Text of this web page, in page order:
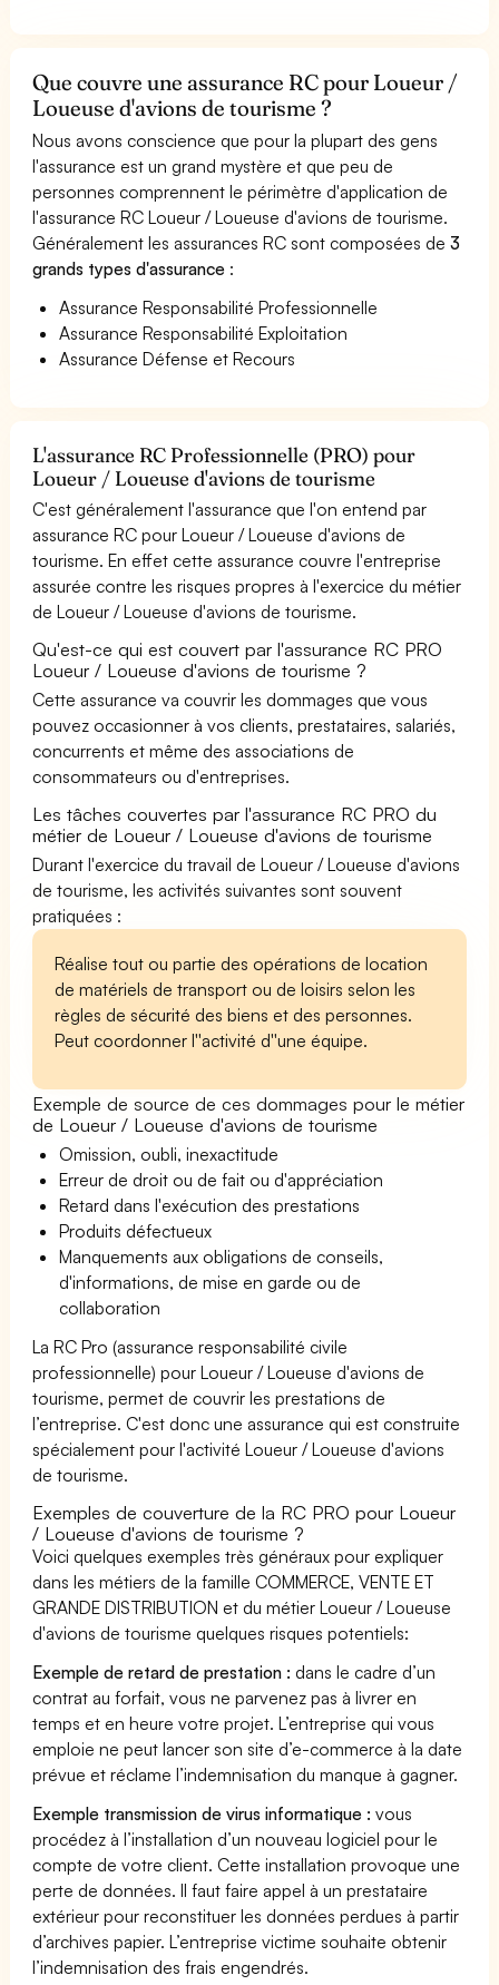
Que couvre une assurance RC pour Loueur /
Loueuse d'avions de tourisme ?
Nous avons conscience que pour la plupart des gens
l'assurance est un grand mystère et que peu de
personnes comprennent le périmètre d'application de
l'assurance RC Loueur / Loueuse d'avions de tourisme.
Généralement les assurances RC sont composées de3
grands types d'assurance :
Assurance Responsabilité Professionnelle
Assurance Responsabilité Exploitation
Assurance Défense et Recours
L'assurance RC Professionnelle (PRO) pour
Loueur / Loueuse d'avions de tourisme
C'est généralement l'assurance que l'on entend par
assurance RC pour Loueur / Loueuse d'avions de
tourisme. En effet cette assurance couvre l'entreprise
assurée contre les risques propres à l'exercice du métier
de Loueur / Loueuse d'avions de tourisme.
Qu'est-ce qui est couvert par l'assurance RC PRO
Loueur / Loueuse d'avions de tourisme ?
Cette assurance va couvrir les dommages que vous
pouvez occasionner à vos clients, prestataires, salariés,
concurrents et même des associations de
consommateurs ou d'entreprises.
Les tâches couvertes par l'assurance RC PRO du
métier de Loueur / Loueuse d'avions de tourisme
Durant l'exercice du travail de Loueur / Loueuse d'avions
de tourisme, les activités suivantes sont souvent
pratiquées :
Réalise tout ou partie des opérations de location
de matériels de transport ou de loisirs selon les
règles de sécurité des biens et des personnes.
Peut coordonner l''activité d''une équipe.
Exemple de source de ces dommages pour le métier
de Loueur / Loueuse d'avions de tourisme
Omission, oubli, inexactitude
Erreur de droit ou de fait ou d'appréciation
Retard dans l'exécution des prestations
Produits défectueux
Manquements aux obligations de conseils,
d'informations, de mise en garde ou de
collaboration
La RC Pro (assurance responsabilité civile
professionnelle) pour Loueur / Loueuse d'avions de
tourisme, permet de couvrir les prestations de
l’entreprise. C'est donc une assurance qui est construite
spécialement pour l'activité Loueur / Loueuse d'avions
de tourisme.
Exemples de couverture de la RC PRO pour Loueur
/ Loueuse d'avions de tourisme ?
Voici quelques exemples très généraux pour expliquer
dans les métiers de la famille COMMERCE, VENTE ET
GRANDE DISTRIBUTION et du métier Loueur / Loueuse
d'avions de tourisme quelques risques potentiels:
Exemple de retard de prestation : dans le cadre d’un
contrat au forfait, vous ne parvenez pas à livrer en
temps et en heure votre projet. L’entreprise qui vous
emploie ne peut lancer son site d’e-commerce à la date
prévue et réclame l’indemnisation du manque à gagner.
Exemple transmission de virus informatique : vous
procédez à l’installation d’un nouveau logiciel pour le
compte de votre client. Cette installation provoque une
perte de données. Il faut faire appel à un prestataire
extérieur pour reconstituer les données perdues à partir
d’archives papier. L’entreprise victime souhaite obtenir
l’indemnisation des frais engendrés.